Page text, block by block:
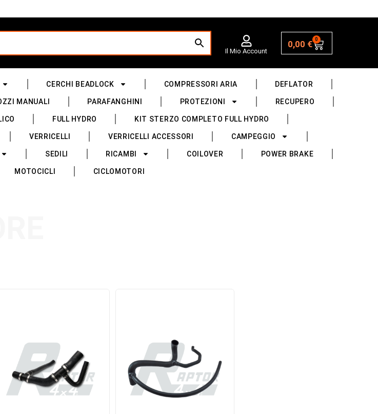
Il Mio Account
0,00 € 0
CERCHI BEADLOCK COMPRESSORI ARIA DEFLATOR
MANUALI PARAFANGHINI PROTEZIONI RECUPERO
FULL HYDRO KIT STERZO COMPLETO FULL HYDRO
VERRICELLI VERRICELLI ACCESSORI CAMPEGGIO
SEDILI RICAMBI COILOVER POWER BRAKE
MOTOCICLI CICLOMOTORI